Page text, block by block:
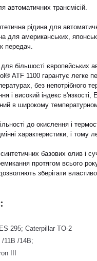
автоматичних трансмісій.
рідина для
для американських,
передач.
більшості європейських
ATF 1100 гарантує легке
без непотрібного
і високий індекс в'язкості,
в широкому
до окислення і
характеристики, і тому
синтетичних базових олив і
протягом всього
зберігати
295; Caterpillar TO-2
11B /14B;
III